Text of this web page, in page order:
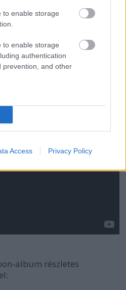
to enable storage
to enable storage
authentication
prevention, and other
Access Privacy Policy
lemez egy másik Erykah
Dam(n)
is hallható:
album részletes